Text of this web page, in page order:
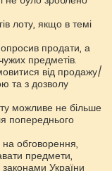
лоту, якщо в темі
продати, а
предметів.
від продажу/
та з дозволу
можливе не більше
попереднього
на обговорення,
предмети,
України